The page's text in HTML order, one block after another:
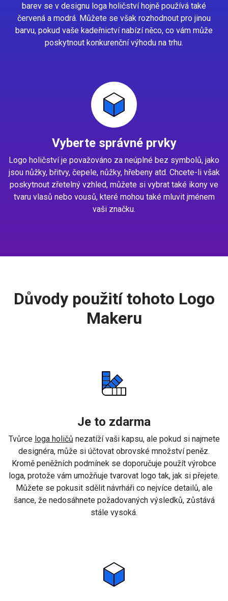
barev se v designu loga holičství hojně používá také
červená a modrá. Můžete se však rozhodnout pro jinou
barvu, pokud vaše kadeřnictví nabízí něco, co vám může
poskytnout konkurenční výhodu na trhu.
Vyberte správné prvky
Logo holičství je považováno za neúplné bez symbolů, jako
jsou nůžky, břitvy, čepele, nůžky, hřebeny atd. Chcete-li však
poskytnout zřetelný vzhled, můžete si vybrat také ikony ve
tvaru vlasů nebo vousů, které mohou také mluvit jménem
vaši značku.
Důvody použití tohoto Logo
Makeru
Je to zdarma
Tvůrce loga holičů nezatíží vaši kapsu, ale pokud si najmete
designéra, může si účtovat obrovské množství peněz.
Kromě peněžních podmínek se doporučuje použít výrobce
loga, protože vám umožňuje tvarovat logo tak, jak si přejete.
Můžete se pokusit sdělit návrháři co nejvíce detailů, ale
šance, že nedosáhnete požadovaných výsledků, zůstává
stále vysoká.